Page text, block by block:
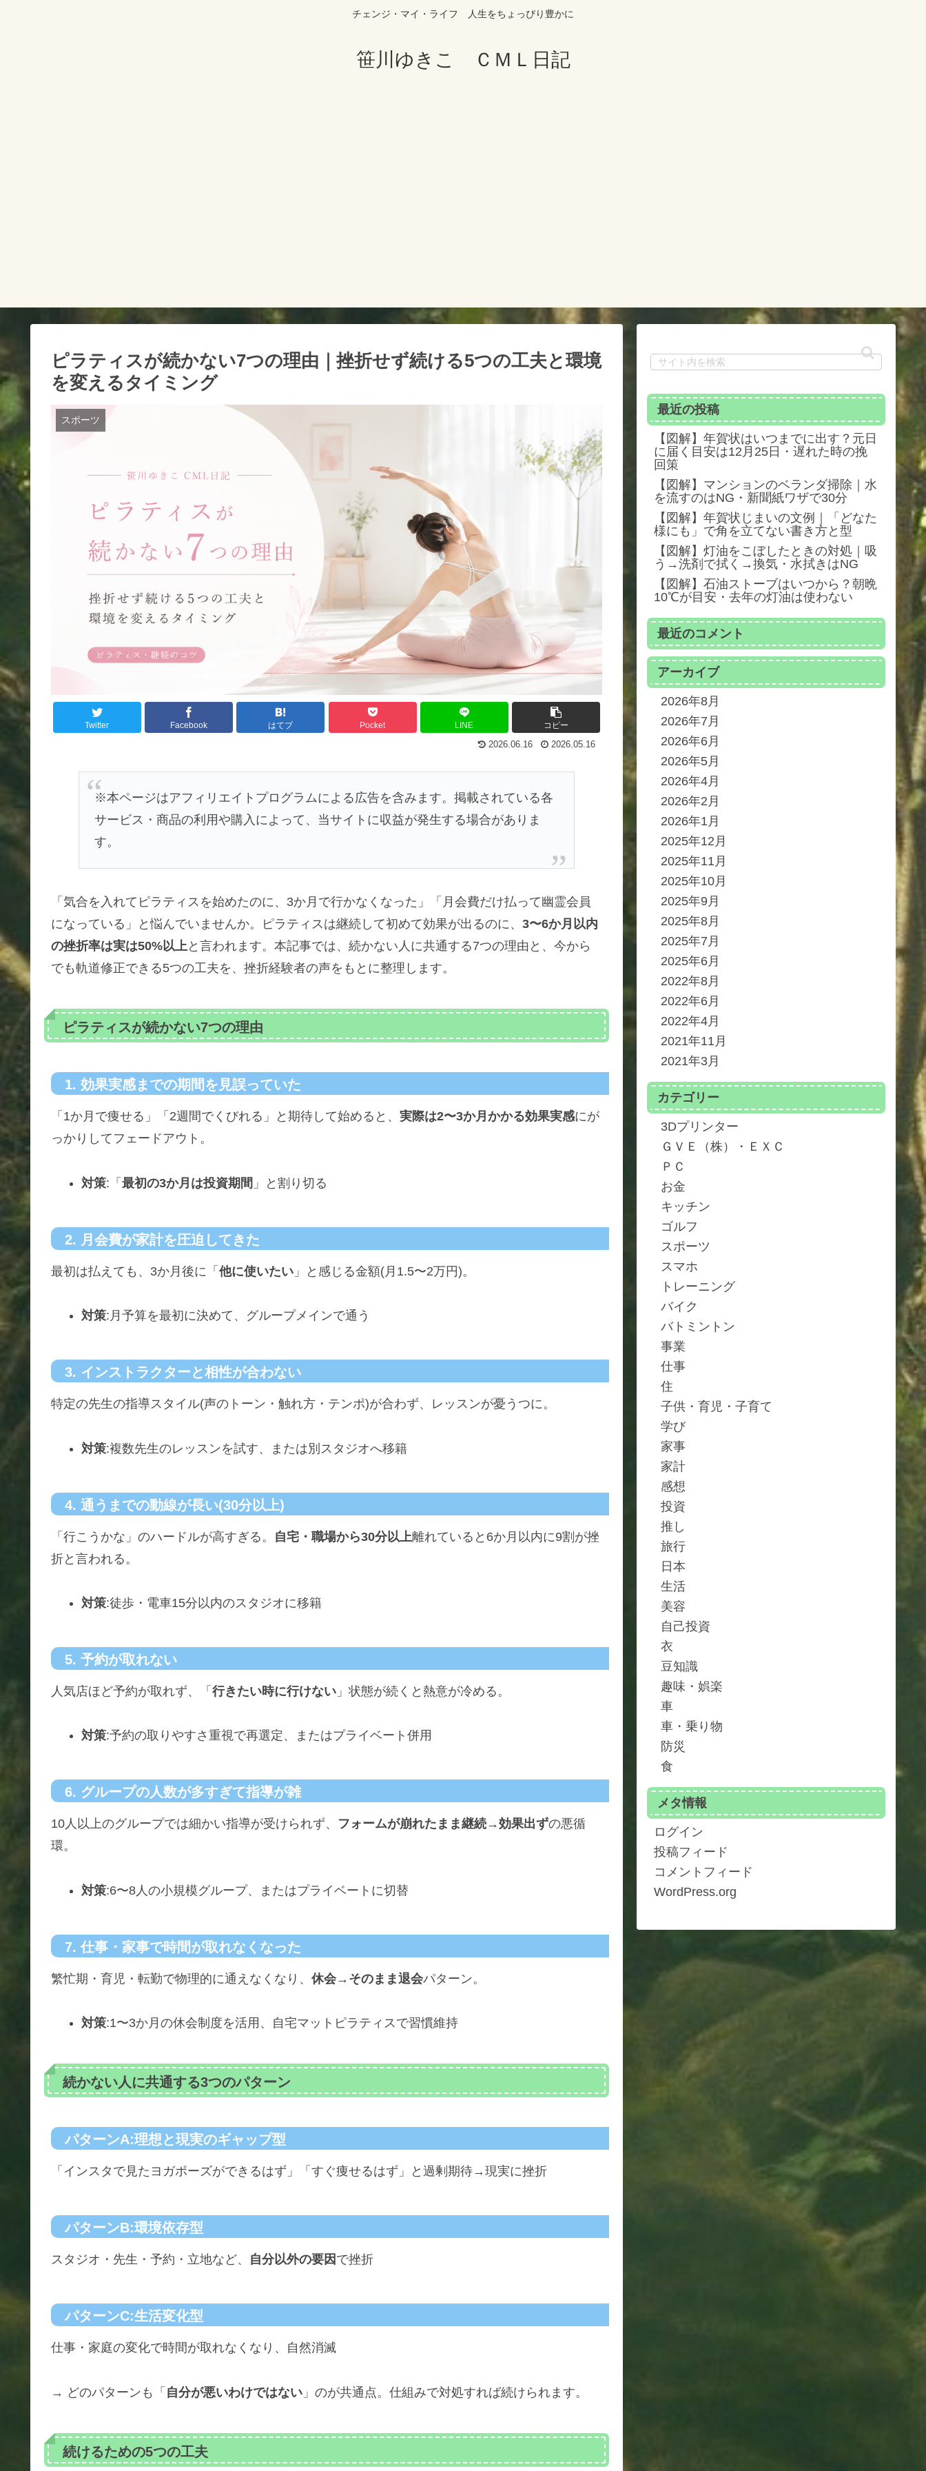
チェンジ・マイ・ライフ 人生をちょっぴり豊かに
笹川ゆきこ ＣＭＬ日記
ピラティスが続かない7つの理由｜挫折せず続ける5つの工夫と環境
を変えるタイミング
スポーツ
Twitter Facebook はてブ Pocket LINE コピー
2026.06.16 2026.05.16
※本ページはアフィリエイトプログラムによる広告を含みます。掲載されている各
サービス・商品の利用や購入によって、当サイトに収益が発生する場合がありま
す。
「気合を入れてピラティスを始めたのに、3か月で行かなくなった」「月会費だけ払って幽霊会員
になっている」と悩んでいませんか。ピラティスは継続して初めて効果が出るのに、 3〜6か月以内
の挫折率は実は50%以上と言われます。本記事では、続かない人に共通する7つの理由と、今から
でも軌道修正できる5つの工夫を、挫折経験者の声をもとに整理します。
ピラティスが続かない7つの理由
1. 効果実感までの期間を見誤っていた
「1か月で痩せる」「2週間でくびれる」と期待して始めると、 実際は2〜3か月かかる効果実感にが
っかりしてフェードアウト。
対策:「 最初の3か月は投資期間 」と割り切る
2. 月会費が家計を圧迫してきた
最初は払えても、3か月後に「 他に使いたい 」と感じる金額(月1.5〜2万円)。
対策:月予算を最初に決めて、グループメインで通う
3. インストラクターと相性が合わない
特定の先生の指導スタイル(声のトーン・触れ方・テンポ)が合わず、レッスンが憂うつに。
対策:複数先生のレッスンを試す、または別スタジオへ移籍
4. 通うまでの動線が長い(30分以上)
「行こうかな」のハードルが高すぎる。 自宅・職場から30分以上離れていると6か月以内に9割が挫
折と言われる。
対策:徒歩・電車15分以内のスタジオに移籍
5. 予約が取れない
人気店ほど予約が取れず、「 行きたい時に行けない 」状態が続くと熱意が冷める。
対策:予約の取りやすさ重視で再選定、またはプライベート併用
6. グループの人数が多すぎて指導が雑
10人以上のグループでは細かい指導が受けられず、 フォームが崩れたまま継続→効果出ずの悪循
環。
対策:6〜8人の小規模グループ、またはプライベートに切替
7. 仕事・家事で時間が取れなくなった
繁忙期・育児・転勤で物理的に通えなくなり、 休会→そのまま退会パターン。
対策:1〜3か月の休会制度を活用、自宅マットピラティスで習慣維持
続かない人に共通する3つのパターン
パターンA:理想と現実のギャップ型
「インスタで見たヨガポーズができるはず」「すぐ痩せるはず」と過剰期待→現実に挫折
パターンB:環境依存型
スタジオ・先生・予約・立地など、 自分以外の要因 で挫折
パターンC:生活変化型
仕事・家庭の変化で時間が取れなくなり、自然消滅
→ どのパターンも「 自分が悪いわけではない 」のが共通点。仕組みで対処すれば続けられます。
続けるための5つの工夫
最近の投稿
【図解】年賀状はいつまでに出す？元日
に届く目安は12月25日・遅れた時の挽
回策
【図解】マンションのベランダ掃除｜水
を流すのはNG・新聞紙ワザで30分
【図解】年賀状じまいの文例｜「どなた
様にも」で角を立てない書き方と型
【図解】灯油をこぼしたときの対処｜吸
う→洗剤で拭く→換気・水拭きはNG
【図解】石油ストーブはいつから？朝晩
10℃が目安・去年の灯油は使わない
最近のコメント
アーカイブ
2026年8月
2026年7月
2026年6月
2026年5月
2026年4月
2026年2月
2026年1月
2025年12月
2025年11月
2025年10月
2025年9月
2025年8月
2025年7月
2025年6月
2022年8月
2022年6月
2022年4月
2021年11月
2021年3月
カテゴリー
3Dプリンター
ＧＶＥ（株）・ＥＸＣ
ＰＣ
お金
キッチン
ゴルフ
スポーツ
スマホ
トレーニング
バイク
バトミントン
事業
仕事
住
子供・育児・子育て
学び
家事
家計
感想
投資
推し
旅行
日本
生活
美容
自己投資
衣
豆知識
趣味・娯楽
車
車・乗り物
防災
食
メタ情報
ログイン
投稿フィード
コメントフィード
WordPress.org